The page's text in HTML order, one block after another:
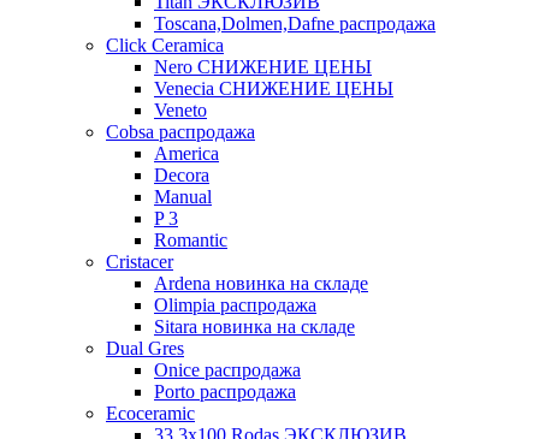
Toscana,Dolmen,Dafne распродажа
Cliсk Ceramica
Nero СНИЖЕНИЕ ЦЕНЫ
Venecia СНИЖЕНИЕ ЦЕНЫ
Veneto
Cobsa распродажа
America
Decora
Manual
P 3
Romantic
Cristacer
Ardena новинка на складе
Olimpia распродажа
Sitara новинка на складе
Dual Gres
Onice распродажа
Porto распродажа
Ecoceramic
33.3х100 Rodas ЭКСКЛЮЗИВ